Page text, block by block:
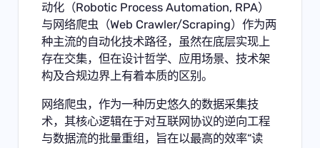
动化（Robotic Process Automation, RPA）
与网络爬虫（Web Crawler/Scraping）作为两
种主流的自动化技术路径，虽然在底层实现上
存在交集，但在设计哲学、应用场景、技术架
构及合规边界上有着本质的区别。
网络爬虫，作为一种历史悠久的数据采集技
术，其核心逻辑在于对互联网协议的逆向工程
与数据流的批量重组，旨在以最高的效率“读